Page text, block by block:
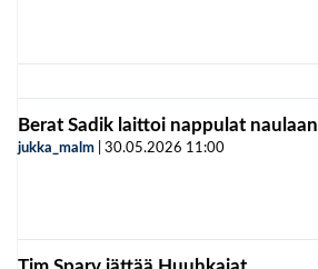
Berat Sadik laittoi nappulat naulaan
jukka_malm 30.05.2026 11:00